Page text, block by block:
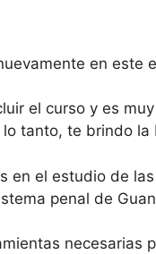
en este
el curso y es
tanto, te brindo
en el estudio de
penal de